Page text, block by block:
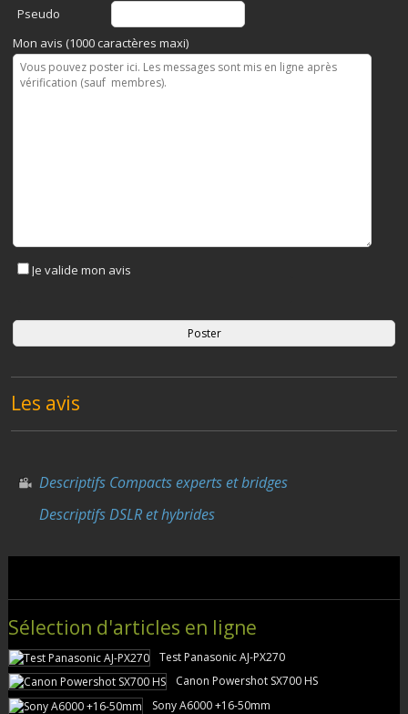
Pseudo
Mon avis (1000 caractères maxi)
Je valide mon avis
Les avis
Descriptifs Compacts experts et bridges
Descriptifs DSLR et hybrides
Sélection d'articles en ligne
Test Panasonic AJ-PX270
Canon Powershot SX700 HS
Sony A6000 +16-50mm